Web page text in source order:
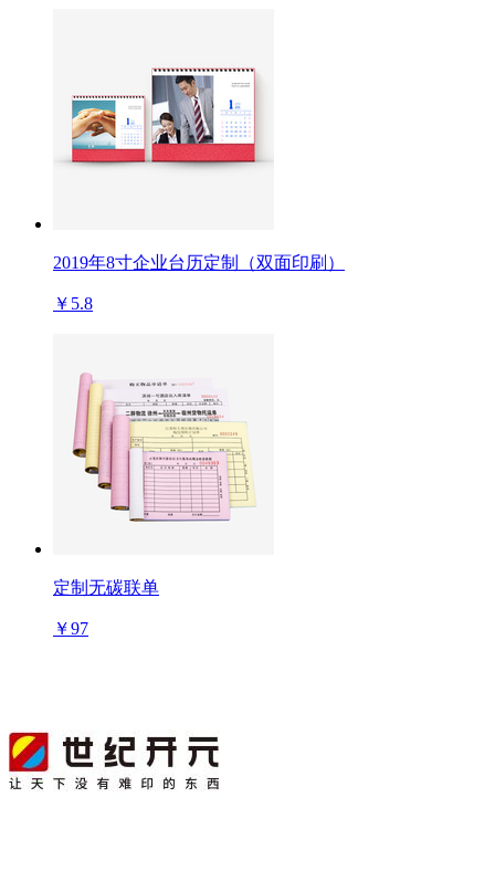
2019年8寸企业台历定制（双面印刷）
￥5.8
定制无碳联单
￥97